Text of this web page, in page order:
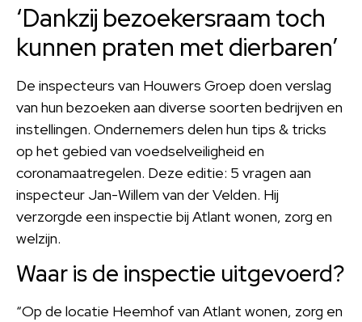
‘Dankzij bezoekersraam toch
kunnen praten met dierbaren’
De inspecteurs van Houwers Groep doen verslag
van hun bezoeken aan diverse soorten bedrijven en
instellingen. Ondernemers delen hun tips & tricks
op het gebied van voedselveiligheid en
coronamaatregelen. Deze editie: 5 vragen aan
inspecteur Jan-Willem van der Velden. Hij
verzorgde een inspectie bij Atlant wonen, zorg en
welzijn.
Waar is de inspectie uitgevoerd?
“Op de locatie Heemhof van Atlant wonen, zorg en